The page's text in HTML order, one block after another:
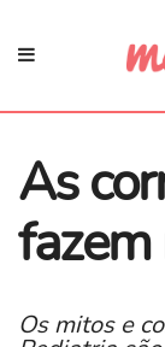
As
fazem
​Os mitos e